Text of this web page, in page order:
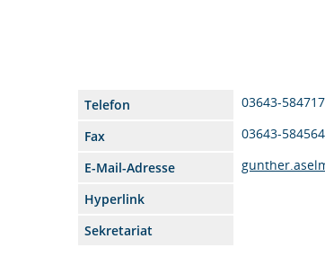
Telefon
03643-584717
Fax
03643-584564
E-Mail-Adresse
Hyperlink
Sekretariat